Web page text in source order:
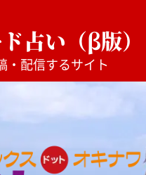
占い（β版）
・配信するサイト